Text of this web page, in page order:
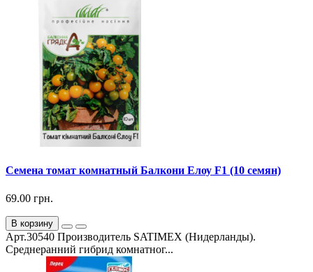
Семена томат комнатный Балкони Елоу F1 (10 семян)
69.00 грн.
В корзину
Арт.30540 Производитель SATIMEX (Нидерланды).
Среднеранний гибрид комнатног...